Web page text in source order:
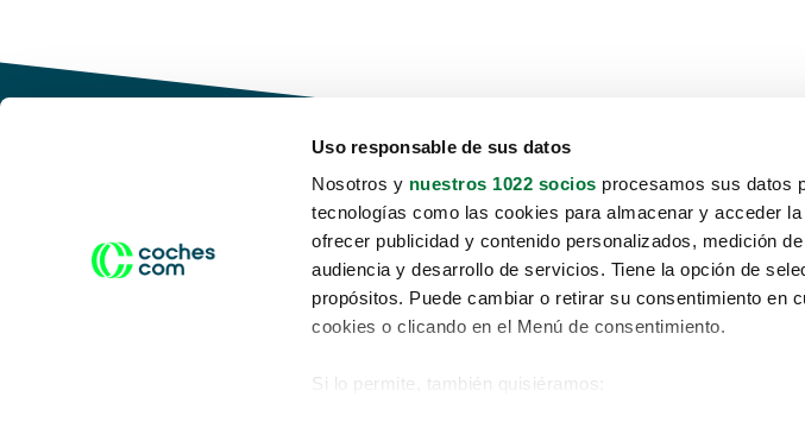
Uso responsable de sus datos
Nosotros y nuestros 1022 socios procesamos sus datos
tecnologías como las cookies para almacenar y acceder
ofrecer publicidad y contenido personalizados, medición
audiencia y desarrollo de servicios. Tiene la opción de
propósitos. Puede cambiar o retirar su consentimiento en
cookies o clicando en el Menú de consentimiento.
Si lo permite, también quisiéramos:
Conduce tu futuro,
desata tu movilidad